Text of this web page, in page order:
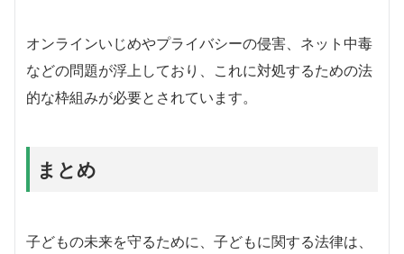
オンラインいじめやプライバシーの侵害、ネット中毒
などの問題が浮上しており、これに対処するための法
的な枠組みが必要とされています。
まとめ
子どもの未来を守るために、子どもに関する法律は、